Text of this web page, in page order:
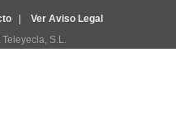
| Ver Aviso Legal
S.L.